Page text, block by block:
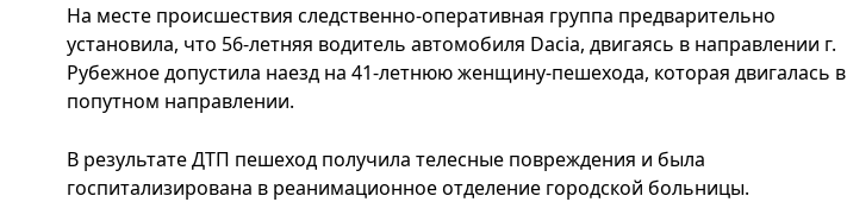
На месте происшествия следственно-оперативная группа предварительно
установила, что 56-летняя водитель автомобиля Dacia, двигаясь в направлении г.
Рубежное допустила наезд на 41-летнюю женщину-пешехода, которая двигалась в
попутном направлении.
В результате ДТП пешеход получила телесные повреждения и была
госпитализирована в реанимационное отделение городской больницы.